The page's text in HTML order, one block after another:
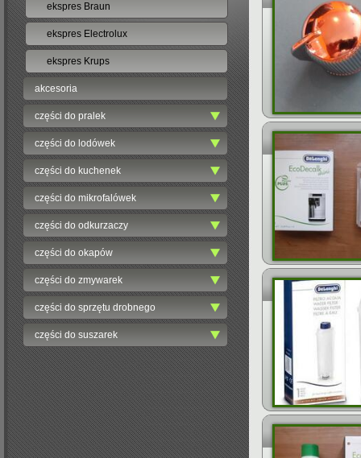
ekspres Braun
ekspres Electrolux
ekspres Krups
akcesoria
części do pralek
części do lodówek
części do kuchenek
części do mikrofalówek
części do odkurzaczy
części do okapów
części do zmywarek
części do sprzętu drobnego
części do suszarek